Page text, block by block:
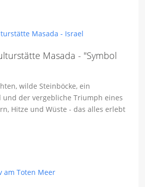
Masada - "Symbol
wilde Steinböcke, ein
und der vergebliche Triumph eines
Hitze und Wüste - das alles erlebt